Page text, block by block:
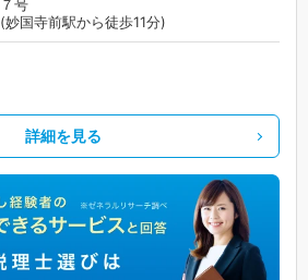
７号
(妙国寺前駅から徒歩11分)
詳細を見る